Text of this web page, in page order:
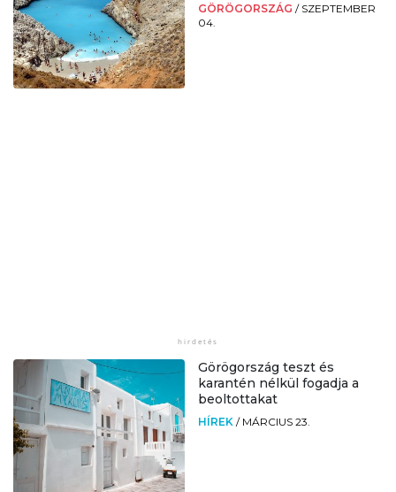
GÖRÖGORSZÁG / SZEPTEMBER
04.
Görögország teszt és
karantén nélkül fogadja a
beoltottakat
HÍREK / MÁRCIUS 23.